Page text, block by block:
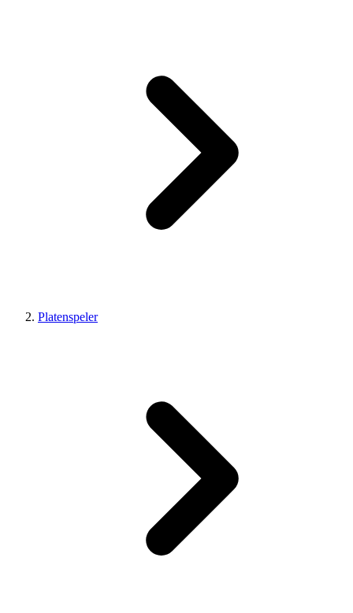
Platenspeler